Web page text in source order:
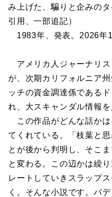
み上げた、騙りと企みの
引用、一部追記）
1983年、発表。2026年1
アメリカ人ジャーナリス
が、次期カリフォルニア
ッチの資金調達係である
れ、大スキャンダル情報
この作品がどんな話かは
てくれている。「枝葉と
とが後から判明し、そこ
と変わる。この辺かは繰
レートしていきスラップ
く。そんな小説です。バ